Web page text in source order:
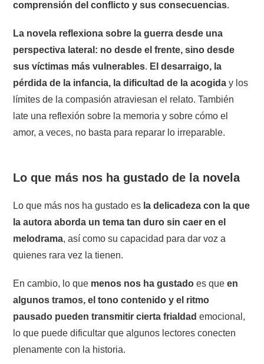
comprensión del conflicto y sus consecuencias.
La novela reflexiona sobre la guerra desde una
perspectiva lateral: no desde el frente, sino desde
sus víctimas más vulnerables. El desarraigo, la
pérdida de la infancia, la dificultad de la acogiday los
límites de la compasión atraviesan el relato. También
late una reflexión sobre la memoria y sobre cómo el
amor, a veces, no basta para reparar lo irreparable.
Lo que más nos ha gustado de la novela
Lo que más nos ha gustado es la delicadeza con la que
la autora aborda un tema tan duro sin caer en el
melodrama, así como su capacidad para dar voz a
quienes rara vez la tienen.
En cambio, lo que menos nos ha gustadoes que en
algunos tramos, el tono contenido y el ritmo
pausado pueden transmitir cierta frialdad emocional,
lo que puede dificultar que algunos lectores conecten
plenamente con la historia.